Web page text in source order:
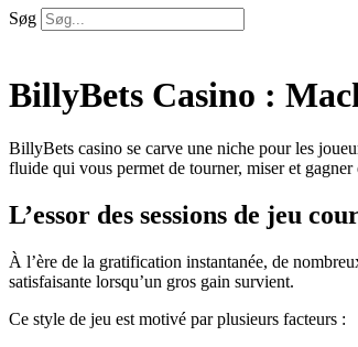
Søg
BillyBets Casino :
BillyBets casino se carve une niche pour les
fluide qui vous permet de tourner, miser et gagner
L’essor des sessions de jeu
À l’ère de la gratification instantanée, de
satisfaisante lorsqu’un gros gain survient.
Ce style de jeu est motivé par plusieurs facteurs :